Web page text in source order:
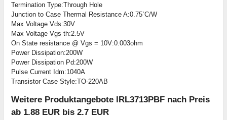
Termination Type:Through Hole
Junction to Case Thermal Resistance A:0.75`C/W
Max Voltage Vds:30V
Max Voltage Vgs th:2.5V
On State resistance @ Vgs = 10V:0.003ohm
Power Dissipation:200W
Power Dissipation Pd:200W
Pulse Current Idm:1040A
Transistor Case Style:TO-220AB
Weitere Produktangebote IRL3713PBF nach Preis
ab 1.88 EUR bis 2.7 EUR